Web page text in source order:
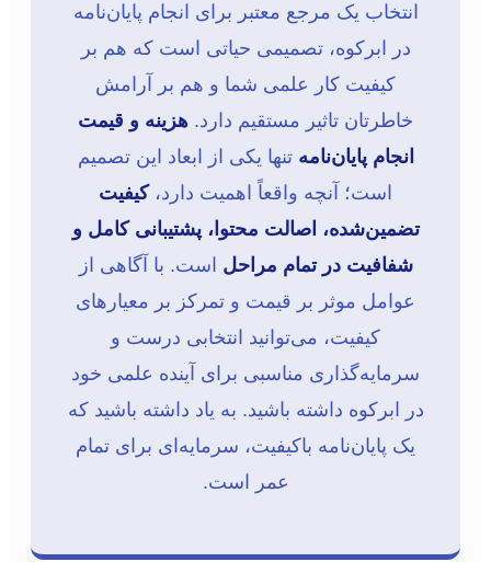
انتخاب یک مرجع معتبر برای انجام پایان‌نامه
در ابرکوه، تصمیمی حیاتی است که هم بر
کیفیت کار علمی شما و هم بر آرامش
خاطرتان تاثیر مستقیم دارد. هزینه و قیمت
انجام پایان‌نامه تنها یکی از ابعاد این تصمیم
است؛ آنچه واقعاً اهمیت دارد،کیفیت
تضمین‌شده، اصالت محتوا، پشتیبانی کامل و
شفافیت در تمام مراحل است. با آگاهی از
عوامل موثر بر قیمت و تمرکز بر معیارهای
کیفیت، می‌توانید انتخابی درست و
سرمایه‌گذاری مناسبی برای آینده علمی خود
در ابرکوه داشته باشید. به یاد داشته باشید که
یک پایان‌نامه باکیفیت، سرمایه‌ای برای تمام
عمر است.